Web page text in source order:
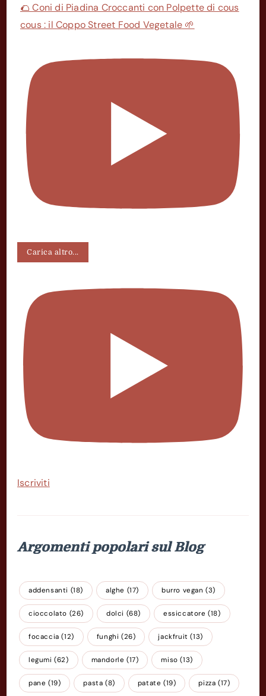
🌮 Coni di Piadina Croccanti con Polpette di cous
cous : il Coppo Street Food Vegetale 🌱
Carica altro...
Iscriviti
Argomenti popolari sul Blog
addensanti (18) alghe (17) burro vegan (3)
cioccolato (26) dolci (68) essiccatore (18)
focaccia (12) funghi (26) jackfruit (13)
legumi (62) mandorle (17) miso (13)
pane (19) pasta (8) patate (19) pizza (17)